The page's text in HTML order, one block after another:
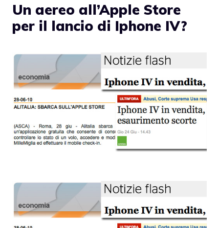
Un aereo all’Apple Store
per il lancio di Iphone IV?